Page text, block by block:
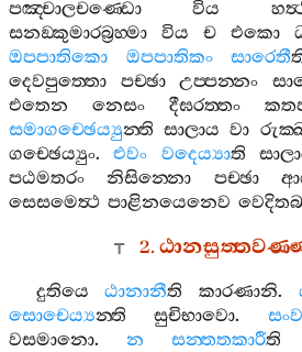
පඤ‍්චාලචණ‍්ඩො විය
සනඞ‍්කුමාරබ්‍රහ‍්මා
විය ච එකො
ඔපපාතිකො
ඔපපාතිකං සාරෙතී
දෙවපුත‍්තො
පච‍්ඡා උප‍්පන‍්නං
එතෙන
නෙසං දීඝරත‍්තං
සමාගච‍්ඡෙය්‍යුන‍්ති සාලාය වා
ගච‍්ඡෙය්‍යුං.එවං වදෙය්‍යාති
පඨමතරං
නිසින‍්නො පච‍්ඡා
සෙසමෙත්‍ථ පාළිනයෙනෙව
2.
දුතියෙ ඨානානීති කාරණානි.
සොචෙය්‍යන‍්ති සුචිභාවො.
වසමානො.න සන‍්තතකාරීති